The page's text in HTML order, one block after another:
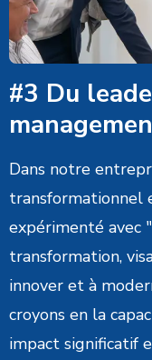
#3 Du
Dans notre
transformationnel
expérimenté avec
transformation,
innover et à
croyons en la
impact significatif